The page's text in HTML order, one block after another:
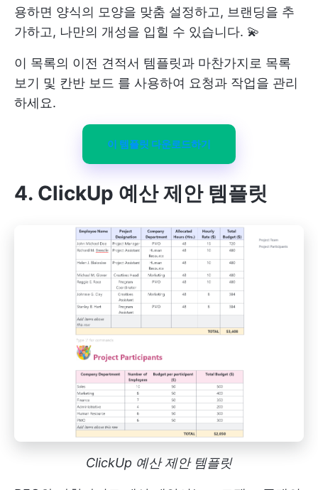
용하면 양식의 모양을 맞춤 설정하고, 브랜딩을 추
가하고, 나만의 개성을 입힐 수 있습니다. 💫
이 목록의 이전 견적서 템플릿과 마찬가지로 목록
보기 및 칸반 보드 를 사용하여 요청과 작업을 관리
하세요.
이 템플릿 다운로드하기
4. ClickUp 예산 제안 템플릿
ClickUp 예산 제안 템플릿